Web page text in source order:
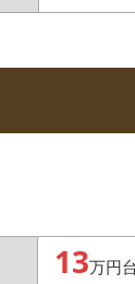
13万円